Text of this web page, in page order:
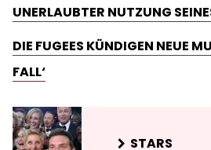
UNERLAUBTER NUTZUNG
DIE FUGEES KÜNDIGEN NEUE
FALL‘
STARS